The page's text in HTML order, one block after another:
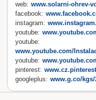
web: www.solarni-ohrev-
facebook:
instagram:
youtube:
youtube:
www.youtube.com/
youtube:
pinterest:
googleplus: www.g.co/kgs/